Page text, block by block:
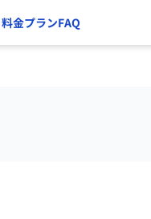
料金プランFAQ